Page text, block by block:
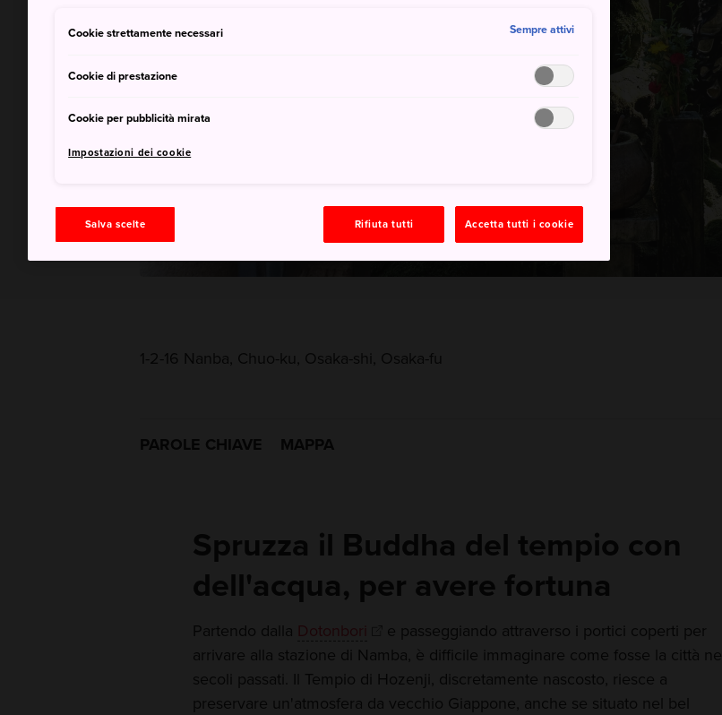
1-2-16 Nanba, Chuo-ku, Osaka-shi, Osaka-fu
PAROLE CHIAVE MAPPA
Spruzza il Buddha del tempio con
dell'acqua, per avere fortuna
Partendo dalla Dotonbori
e passeggiando attraverso i portici coperti per
arrivare alla stazione di Namba, è difficile immaginare come fosse la città nei
secoli passati. Il Tempio di Hozenji, discretamente nascosto, riesce a
preservare un'atmosfera da vecchio Giappone, anche se situato nel bel
Cookie strettamente necessari Sempre attivi
Cookie di prestazione
Cookie per pubblicità mirata
Impostazioni dei cookie
Salva scelte Rifiuta tutti Accetta tutti i cookie